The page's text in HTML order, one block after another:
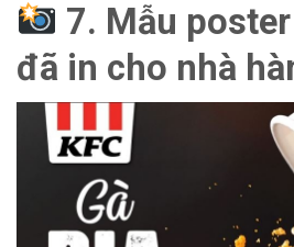
7. Mẫu
đã in cho nhà